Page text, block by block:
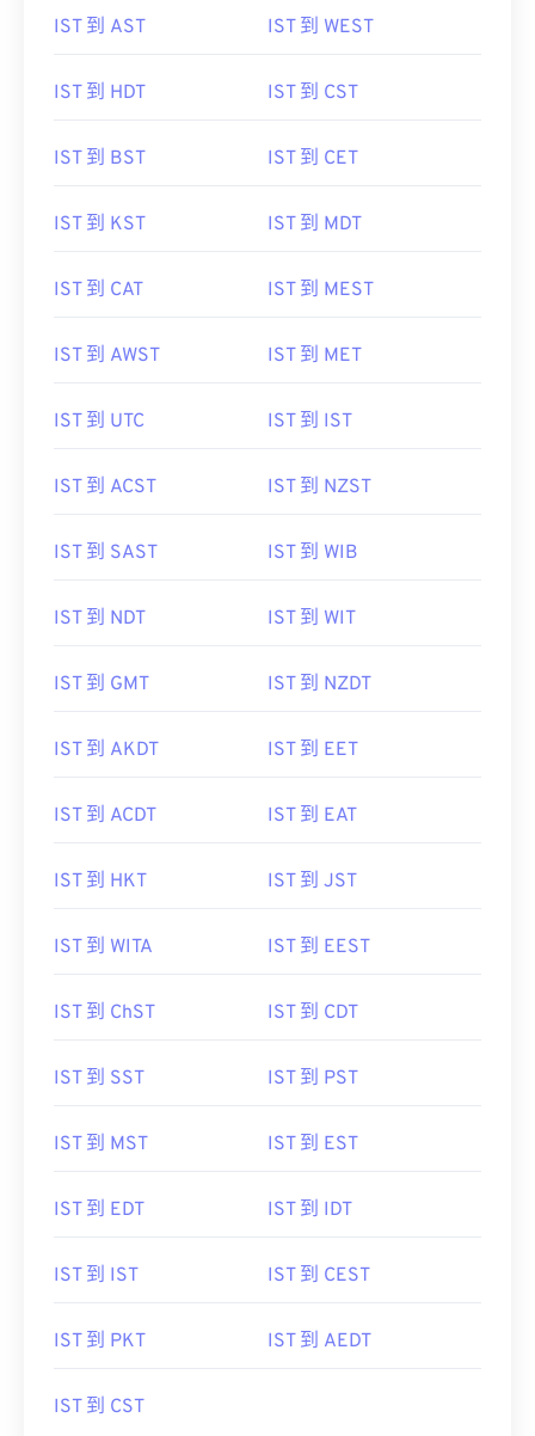
IST 到 AST IST 到 WEST
IST 到 HDT IST 到 CST
IST 到 BST IST 到 CET
IST 到 KST IST 到 MDT
IST 到 CAT IST 到 MEST
IST 到 AWST IST 到 MET
IST 到 UTC IST 到 IST
IST 到 ACST IST 到 NZST
IST 到 SAST IST 到 WIB
IST 到 NDT IST 到 WIT
IST 到 GMT IST 到 NZDT
IST 到 AKDT IST 到 EET
IST 到 ACDT IST 到 EAT
IST 到 HKT IST 到 JST
IST 到 WITA IST 到 EEST
IST 到 ChST IST 到 CDT
IST 到 SST IST 到 PST
IST 到 MST IST 到 EST
IST 到 EDT IST 到 IDT
IST 到 IST IST 到 CEST
IST 到 PKT IST 到 AEDT
IST 到 CST